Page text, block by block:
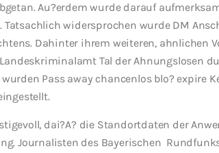
Au?erdem wurde darauf
Tatsachlich widersprochen wurde DM
Dahinter ihrem weiteren, ahnlichen
Tal der Ahnungslosen
Pass away chancenlos blo? expire
dai?A? die Standortdaten der
Journalisten des Bayerischen